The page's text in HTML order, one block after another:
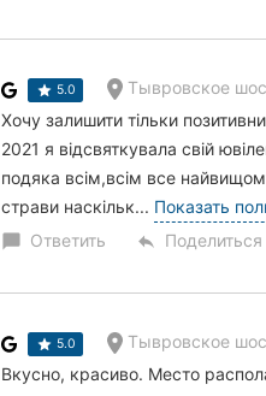
5.0 Тывровское
Хочу залишити тільки
2021 я відсвяткувала свій
подяка всім,всім все
страви наскільк... Показать
chat_bubble Ответить reply Поделиться
5.0 Тывровское
Вкусно, красиво. Место